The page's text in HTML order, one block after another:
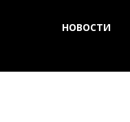
НОВОСТИ